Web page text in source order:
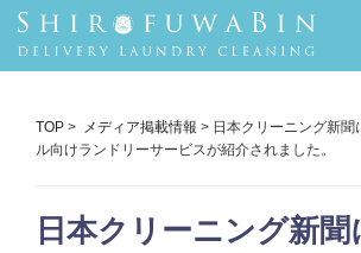
TOP > メディア掲載情報 > 日本クリーニング新聞
ル向けランドリーサービスが紹介されました。
日本クリーニング新